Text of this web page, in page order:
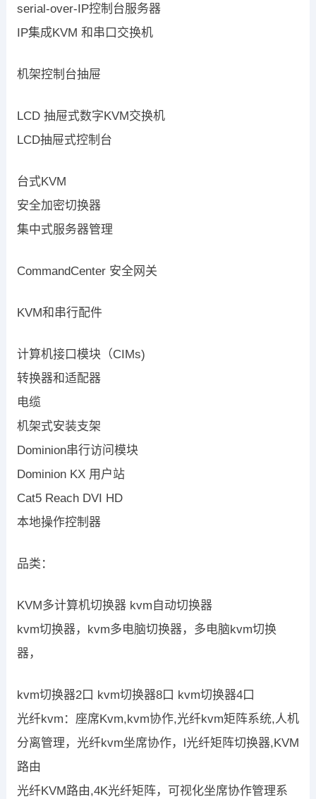
serial-over-IP控制台服务器
IP集成KVM 和串口交换机
机架控制台抽屉
LCD 抽屉式数字KVM交换机
LCD抽屉式控制台
台式KVM
安全加密切换器
集中式服务器管理
CommandCenter 安全网关
KVM和串行配件
计算机接口模块（CIMs)
转换器和适配器
电缆
机架式安装支架
Dominion串行访问模块
Dominion KX 用户站
Cat5 Reach DVI HD
本地操作控制器
品类：
KVM多计算机切换器 kvm自动切换器
kvm切换器，kvm多电脑切换器，多电脑kvm切换
器，
kvm切换器2口 kvm切换器8口 kvm切换器4口
光纤kvm：座席Kvm,kvm协作,光纤kvm矩阵系统,人机
分离管理，光纤kvm坐席协作，l光纤矩阵切换器,KVM
路由
光纤KVM路由,4K光纤矩阵，可视化坐席协作管理系